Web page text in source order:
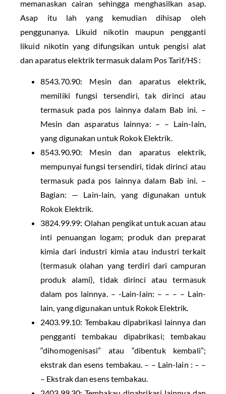
memanaskan cairan sehingga menghasilkan asap.
Asap itu lah yang kemudian dihisap oleh
penggunanya. Likuid nikotin maupun pengganti
likuid nikotin yang difungsikan untuk pengisi alat
dan aparatus elektrik termasuk dalam Pos Tarif/HS :
8543.70.90: Mesin dan aparatus elektrik,
memiliki fungsi tersendiri, tak dirinci atau
termasuk pada pos lainnya dalam Bab ini. –
Mesin dan asparatus lainnya: – – Lain-lain,
yang digunakan untuk Rokok Elektrik.
8543.90.90: Mesin dan aparatus elektrik,
mempunyai fungsi tersendiri, tidak dirinci atau
termasuk pada pos lainnya dalam Bab ini. –
Bagian: — Lain-lain, yang digunakan untuk
Rokok Elektrik.
3824.99.99: Olahan pengikat untuk acuan atau
inti penuangan logam; produk dan preparat
kimia dari industri kimia atau industri terkait
(termasuk olahan yang terdiri dari campuran
produk alami), tidak dirinci atau termasuk
dalam pos lainnya. – -Lain-lain: – – – – Lain-
lain, yang digunakan untuk Rokok Elektrik.
2403.99.10: Tembakau dipabrikasi lainnya dan
pengganti tembakau dipabrikasi; tembakau
“dihomogenisasi” atau “dibentuk kembali”;
ekstrak dan esens tembakau. – – Lain-lain : – –
– Ekstrak dan esens tembakau.